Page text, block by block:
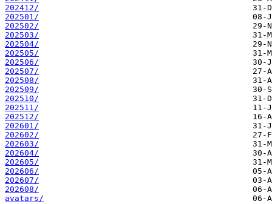
202412/
202501/
202502/
202503/
202504/
202505/
202506/
202507/
202508/
202509/
202510/
202511/
202512/
202601/
202602/
202603/
202604/
202605/
202606/
202607/
202608/
avatars/